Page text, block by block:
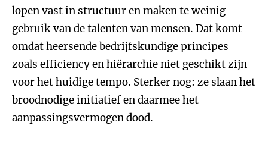
lopen vast in structuur en maken te weinig
gebruik van de talenten van mensen. Dat komt
omdat heersende bedrijfskundige principes
zoals efficiency en hiërarchie niet geschikt zijn
voor het huidige tempo. Sterker nog: ze slaan het
broodnodige initiatief en daarmee het
aanpassingsvermogen dood.